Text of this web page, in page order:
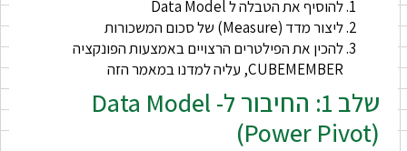
להוסיף את הטבלה ל Data Model
ליצור מדד (Measure) של סכום המשכורות
להכין את הפילטרים הרצויים באמצעות הפונקציה
CUBEMEMBER, עליה למדנו במאמר הזה
שלב 1: החיבור ל- Data Model
(Power Pivot)